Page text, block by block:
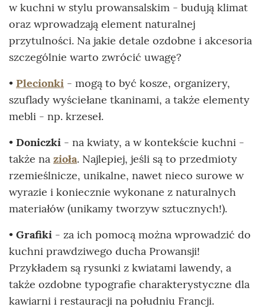
w kuchni w stylu prowansalskim - budują klimat
oraz wprowadzają element naturalnej
przytulności. Na jakie detale ozdobne i akcesoria
szczególnie warto zwrócić uwagę?
• Plecionki - mogą to być kosze, organizery,
szuflady wyściełane tkaninami, a także elementy
mebli - np. krzeseł.
• Doniczki - na kwiaty, a w kontekście kuchni -
także na zioła. Najlepiej, jeśli są to przedmioty
rzemieślnicze, unikalne, nawet nieco surowe w
wyrazie i koniecznie wykonane z naturalnych
materiałów (unikamy tworzyw sztucznych!).
• Grafiki - za ich pomocą można wprowadzić do
kuchni prawdziwego ducha Prowansji!
Przykładem są rysunki z kwiatami lawendy, a
także ozdobne typografie charakterystyczne dla
kawiarni i restauracji na południu Francji.